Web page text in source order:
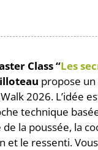
Class “Les
propose
2026. L’idée
technique
la poussée, la
et le ressenti. V